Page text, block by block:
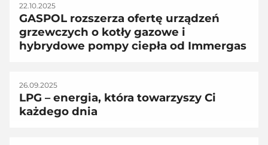
22.10.2025
GASPOL rozszerza ofertę urządzeń
grzewczych o kotły gazowe i
hybrydowe pompy ciepła od Immergas
26.09.2025
LPG – energia, która towarzyszy Ci
każdego dnia